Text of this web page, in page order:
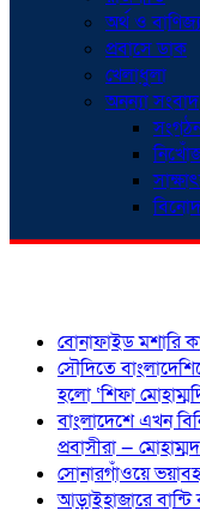
অর্থ ও বাণিজ্য
প্রবাসে ডাক
খেলাধুলা
অনন্যা সংবাদ
বোনাফাইড মশারি
সৌদিতে
হলো ‘শিফা
বাংলাদেশে এখন
প্রবাসীরা —
সোনারগাঁওয়ে
আড়াইহাজারে বান্টি